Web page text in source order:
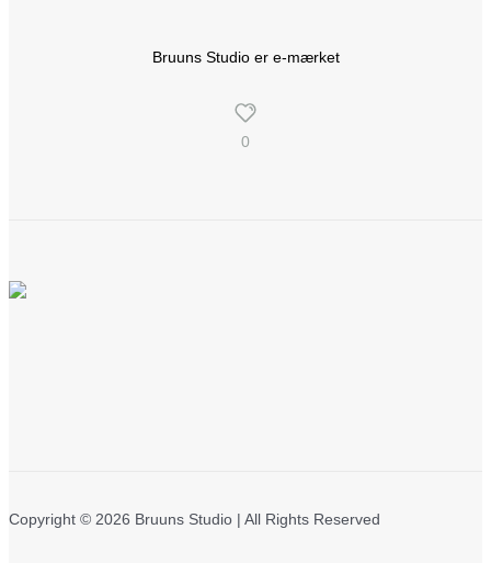
Bruuns Studio er e-mærket
0
Copyright © 2026 Bruuns Studio | All Rights Reserved